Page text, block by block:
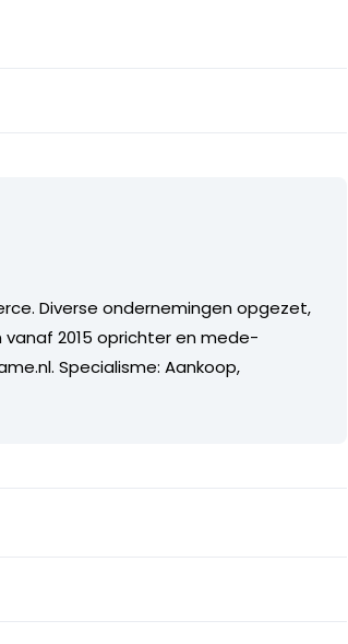
Diverse ondernemingen opgezet,
2015 oprichter en mede-
Specialisme: Aankoop,